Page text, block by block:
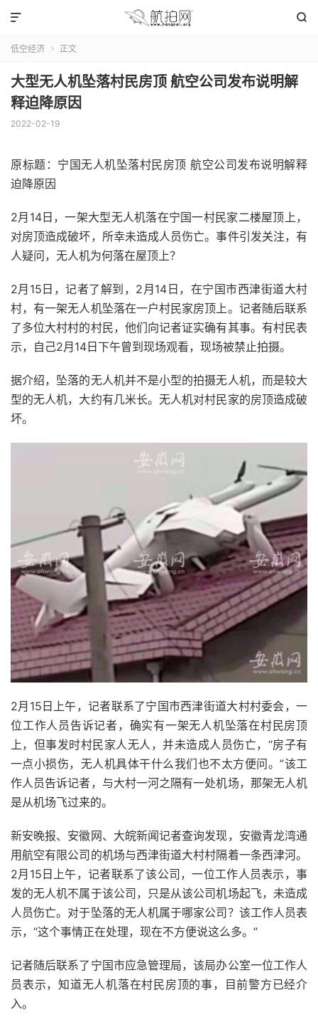


低空经济  正文
大型无人机坠落村民房顶 航空公司发布说明解
释迫降原因
2022-02-19
原标题：宁国无人机坠落村民房顶 航空公司发布说明解释
迫降原因
2月14日，一架大型无人机落在宁国一村民家二楼屋顶上，
对房顶造成破坏，所幸未造成人员伤亡。事件引发关注，有
人疑问，无人机为何落在屋顶上？
2月15日，记者了解到，2月14日，在宁国市西津街道大村
村，有一架无人机坠落在一户村民家房顶上。记者随后联系
了多位大村村的村民，他们向记者证实确有其事。有村民表
示，自己2月14日下午曾到现场观看，现场被禁止拍摄。
据介绍，坠落的无人机并不是小型的拍摄无人机，而是较大
型的无人机，大约有几米长。无人机对村民家的房顶造成破
坏。
2月15日上午，记者联系了宁国市西津街道大村村委会，一
位工作人员告诉记者，确实有一架无人机坠落在村民房顶
上，但事发时村民家人无人，并未造成人员伤亡，“房子有
一点小损伤，无人机具体干什么我们也不太方便问。”该工
作人员告诉记者，与大村一河之隔有一处机场，那架无人机
是从机场飞过来的。
新安晚报、安徽网、大皖新闻记者查询发现，安徽青龙湾通
用航空有限公司的机场与西津街道大村村隔着一条西津河。
2月15日上午，记者联系了该公司，一位工作人员表示，事
发的无人机不属于该公司，只是从该公司机场起飞，未造成
人员伤亡。对于坠落的无人机属于哪家公司？该工作人员表
示，“这个事情正在处理，现在不方便说这么多。”
记者随后联系了宁国市应急管理局，该局办公室一位工作人
员表示，知道无人机落在村民房顶的事，目前警方已经介
入。